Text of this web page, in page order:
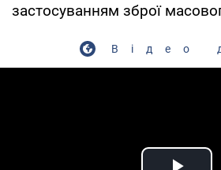
застосуванням зброї
Відео